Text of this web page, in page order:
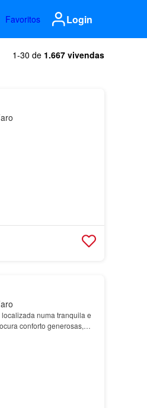
Favoritos Login
1-30 de 1.667 vivendas
numa tranquila e
conforto generosas,